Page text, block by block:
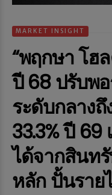
MARKET INSIGHT
“พฤกษา โฮ
ปี 68 ปรับพ
ระดับกลาง
33.3% ปี
ได้จากสินท
หลัก ปั้นราย